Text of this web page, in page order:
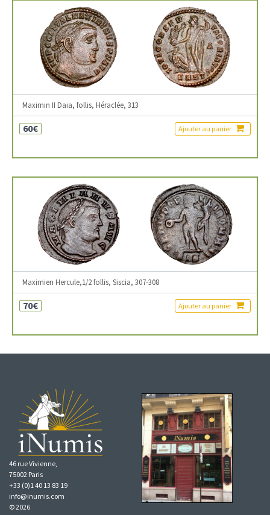
Maximin II Daia, follis, Héraclée, 313
60€ Ajouter au panier
Maximien Hercule,1/2 follis, Siscia, 307-308
70€ Ajouter au panier
46 rue Vivienne,
75002 Paris
+33 (0)1 40 13 83 19
info@inumis.com
© 2026